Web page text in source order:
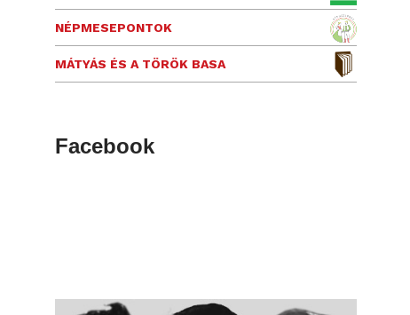
NÉPMESEPONTOK
MÁTYÁS ÉS A TÖRÖK BASA
Facebook